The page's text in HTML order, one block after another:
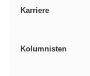
Karriere
Kolumnisten